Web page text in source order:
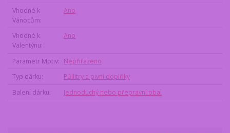
Vhodné k
Vánocům
Ano
Vhodné k
Valentýnu
Ano
Parametr Motiv
Nepřiřazeno
Typ dárku
Půllitry a pivní doplňky
Balení dárku
Jednoduchý nebo přepravní obal